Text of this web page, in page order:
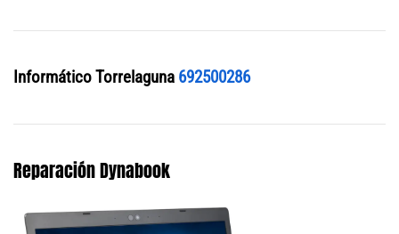
Informático Torrelaguna 692500286
Reparación Dynabook